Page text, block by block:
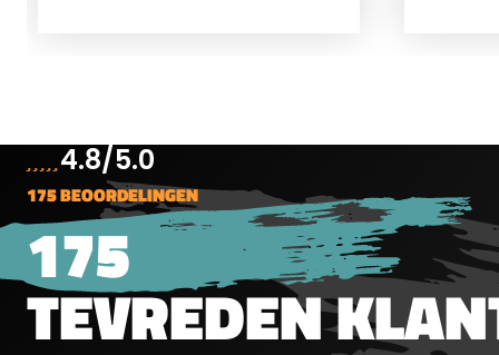
4.8/5.0
175 BEOORDELINGEN
175
TEVREDEN